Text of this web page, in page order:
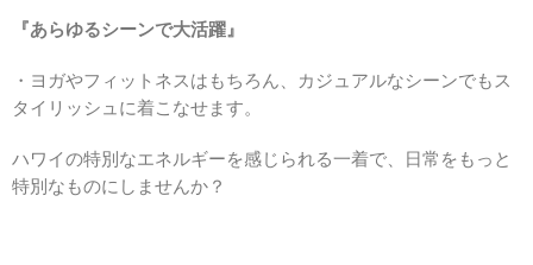
『あらゆるシーンで大活躍』
・ヨガやフィットネスはもちろん、カジュアルなシーンでもス
タイリッシュに着こなせます。
ハワイの特別なエネルギーを感じられる一着で、日常をもっと
特別なものにしませんか？